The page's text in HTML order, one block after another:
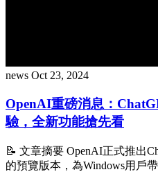
news Oct 23, 2024
OpenAI重磅消息：
驗，全新功能搶先看
📝 文章摘要 OpenAI正式推出
的預覽版本，為Windows用戶